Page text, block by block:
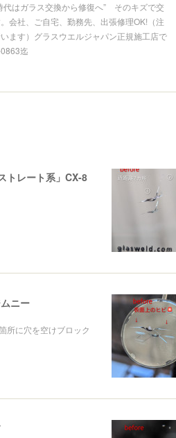
はガラス交換から修復へ” そのキズで交
社、ご自宅、勤務先、出張修理OK!（注
ます）グラスウエルジャパン正規施工店で
迄
トレート系」CX-8
ニー
所に穴を空けブロック